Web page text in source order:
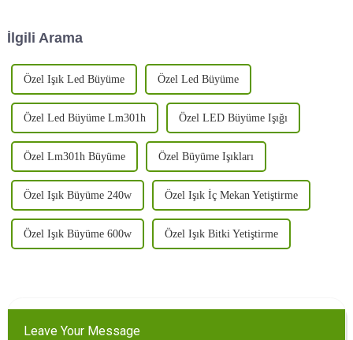
sağlayan çıkarılabilir tasarım,
İlgili Arama
Özel Işık Led Büyüme Özel Led Büyüme
Özel Led Büyüme Lm301h Özel LED Büyüme Işığı
Özel Lm301h Büyüme Özel Büyüme Işıkları
Özel Işık Büyüme 240w Özel Işık İç Mekan Yetiştirme
Özel Işık Büyüme 600w Özel Işık Bitki Yetiştirme
Leave Your Message